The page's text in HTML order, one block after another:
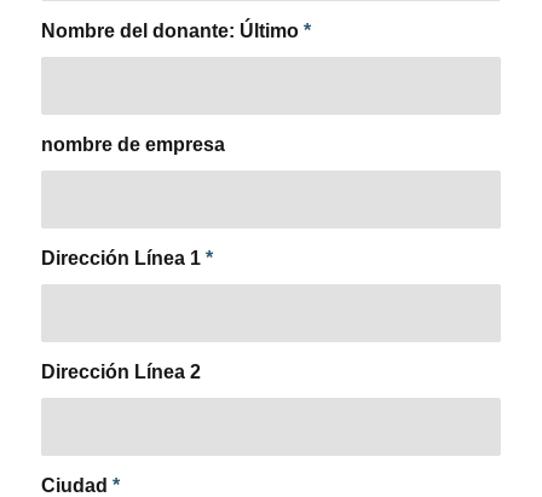
Nombre del donante: Último *
nombre de empresa
Dirección Línea 1 *
Dirección Línea 2
Ciudad *